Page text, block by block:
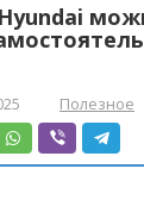
Полезное